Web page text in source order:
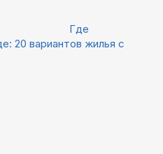
Где
20 вариантов жилья с